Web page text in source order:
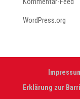
WordPress.org
Erklärung zur